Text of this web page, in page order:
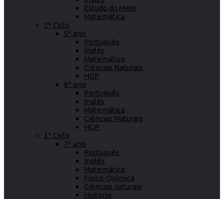
Estudo do Meio
Matemática
2º Ciclo
5º ano
Português
Inglês
Matemática
Ciências Naturais
HGP
6º ano
Português
Inglês
Matemática
Ciências Naturais
HGP
3º Ciclo
7º ano
Português
Inglês
Matemática
Físico-Química
Ciências naturais
História